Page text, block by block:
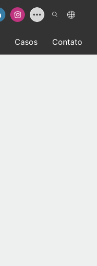
Casos Contato